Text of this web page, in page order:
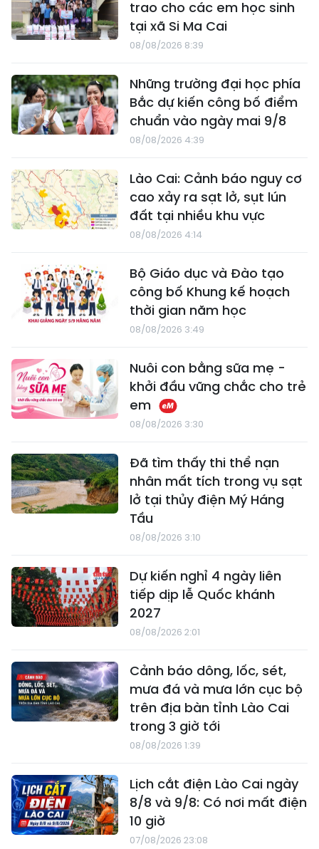
trao cho các em học sinh
tại xã Si Ma Cai
08/08/2026 8:39
Những trường đại học phía
Bắc dự kiến công bố điểm
chuẩn vào ngày mai 9/8
08/08/2026 4:39
Lào Cai: Cảnh báo nguy cơ
cao xảy ra sạt lở, sụt lún
đất tại nhiều khu vực
08/08/2026 4:14
Bộ Giáo dục và Đào tạo
công bố Khung kế hoạch
thời gian năm học
08/08/2026 3:49
Nuôi con bằng sữa mẹ -
khởi đầu vững chắc cho trẻ
em
08/08/2026 3:30
Đã tìm thấy thi thể nạn
nhân mất tích trong vụ sạt
lở tại thủy điện Mý Háng
Tầu
08/08/2026 3:10
Dự kiến nghỉ 4 ngày liên
tiếp dịp lễ Quốc khánh
2027
08/08/2026 2:01
Cảnh báo dông, lốc, sét,
mưa đá và mưa lớn cục bộ
trên địa bàn tỉnh Lào Cai
trong 3 giờ tới
08/08/2026 1:39
Lịch cắt điện Lào Cai ngày
8/8 và 9/8: Có nơi mất điện
10 giờ
07/08/2026 23:08